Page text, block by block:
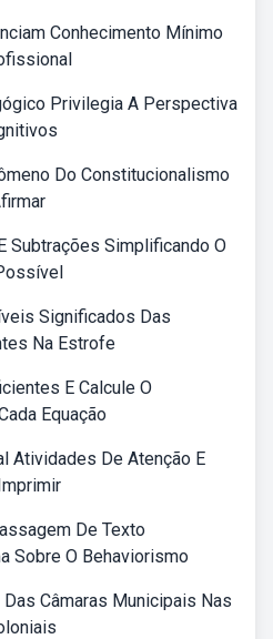
Conhecimento Mínimo
Privilegia A Perspectiva
Do Constitucionalismo
Subtrações Simplificando O
Significados Das
Na Estrofe
E Calcule O
Equação
Atividades De Atenção E
De Texto
Sobre O Behaviorismo
Câmaras Municipais Nas